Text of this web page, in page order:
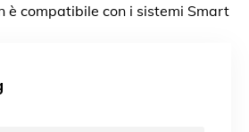
è compatibile con i sistemi Smart